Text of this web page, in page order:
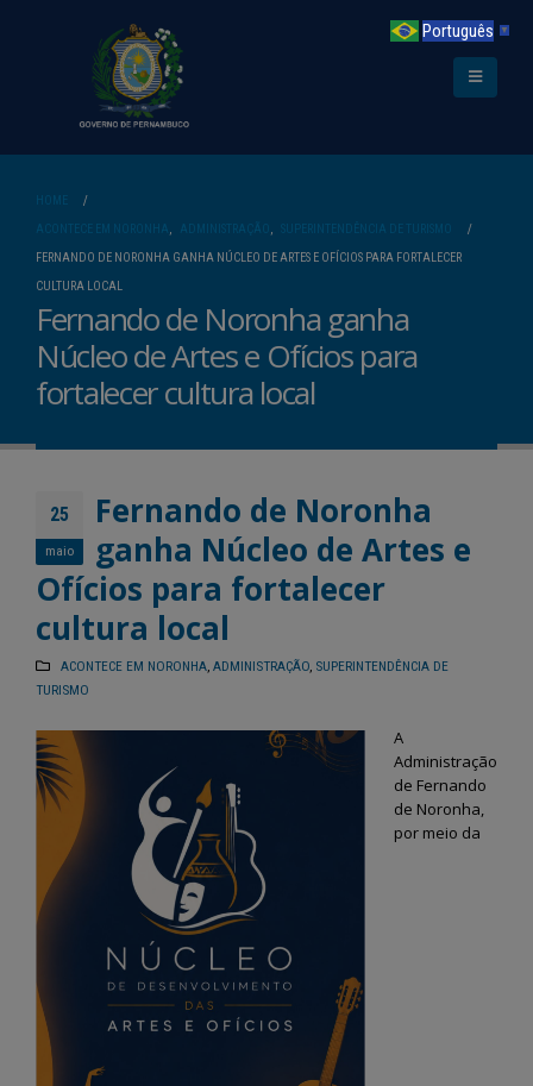
HOME
ACONTECE EM NORONHA, ADMINISTRAÇÃO ,
SUPERINTENDÊNCIA DE TURISMO
FERNANDO DE NORONHA GANHA NÚCLEO DE ARTES E OFÍCIOS PARA FORTALECER
CULTURA LOCAL
Fernando de Noronha ganha
Núcleo de Artes e Ofícios para
fortalecer cultura local
25
maio
Fernando de Noronha
ganha Núcleo de Artes e
Ofícios para fortalecer
cultura local
ACONTECE EM NORONHA, ADMINISTRAÇÃO, SUPERINTENDÊNCIA DE
TURISMO
A
Administração
de Fernando
de Noronha,
por meio da
Português ▼